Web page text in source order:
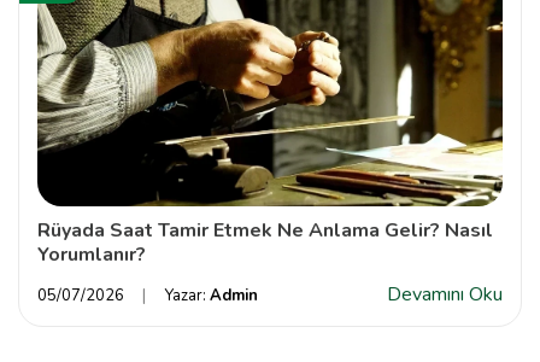
Rüyada Saat Tamir Etmek Ne Anlama Gelir? Nasıl
Yorumlanır?
05/07/2026 Yazar: Admin Devamını Oku